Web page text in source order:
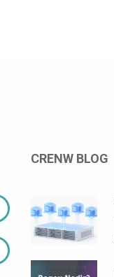
CRENW BLOG